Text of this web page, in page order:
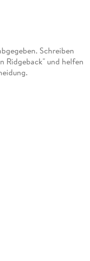
Schreiben
Ridgeback" und helfen